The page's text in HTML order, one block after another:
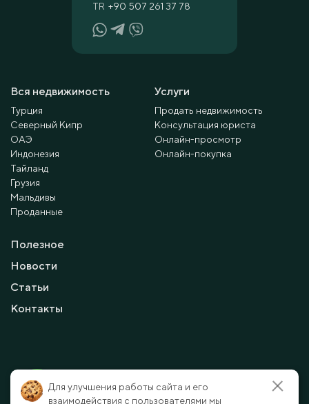
Вся недвижимость
Турция
Северный Кипр
ОАЭ
Индонезия
Тайланд
Грузия
Мальдивы
Проданные
Услуги
Продать недвижимость
Консультация юриста
Онлайн-просмотр
Онлайн-покупка
Полезное
Новости
Статьи
Контакты
TR +90 507 261 37 78
официальный сайт.
Все права защищены.
Для улучшения работы сайта и его
взаимодействия с пользователями мы